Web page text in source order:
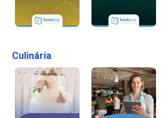
Culinária